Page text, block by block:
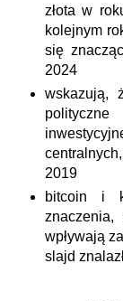
złota w
kolejnym
się
2024
wskazują,
2019
bitcoin i
wpływają
slajd